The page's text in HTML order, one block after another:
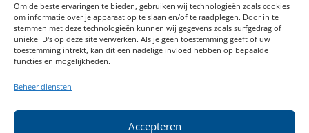
Om de beste ervaringen te bieden, gebruiken wij technologieën zoals cookies
om informatie over je apparaat op te slaan en/of te raadplegen. Door in te
stemmen met deze technologieën kunnen wij gegevens zoals surfgedrag of
unieke ID's op deze site verwerken. Als je geen toestemming geeft of uw
toestemming intrekt, kan dit een nadelige invloed hebben op bepaalde
functies en mogelijkheden.
Beheer diensten
Accepteren
november 2022
oktober 2022
september 2022
augustus 2022